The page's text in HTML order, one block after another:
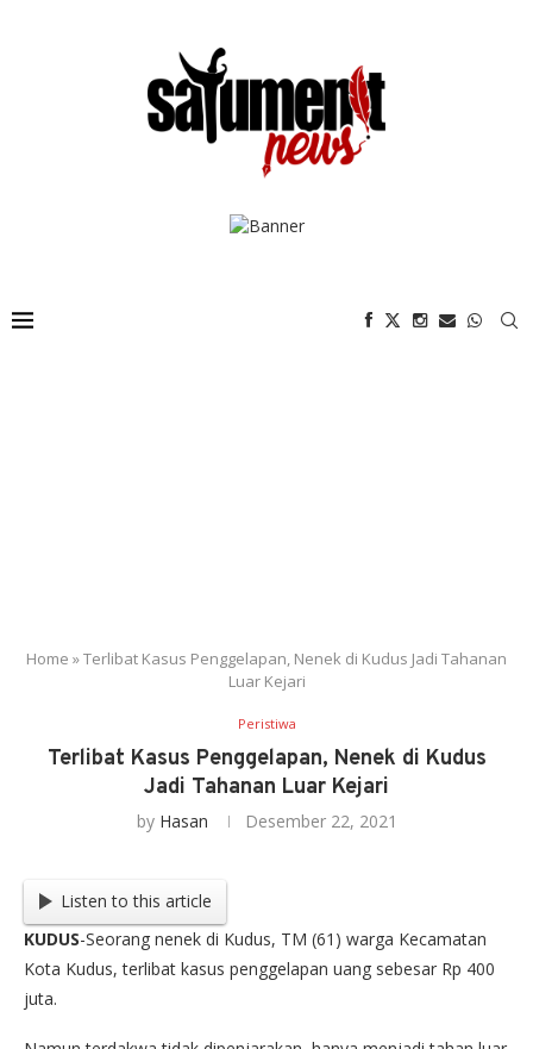
Home »Terlibat Kasus Penggelapan, Nenek di Kudus Jadi Tahanan
Luar Kejari
Peristiwa
Terlibat Kasus Penggelapan, Nenek di Kudus
Jadi Tahanan Luar Kejari
by Hasan Desember 22, 2021
Listen to this article
KUDUS-Seorang nenek di Kudus, TM (61) warga Kecamatan
Kota Kudus, terlibat kasus penggelapan uang sebesar Rp 400
juta.